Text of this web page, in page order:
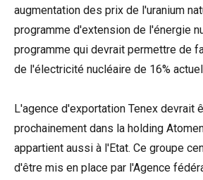
augmentation des prix de l'uranium
programme d'extension de l'énergie
programme qui devrait permettre de
de l'électricité nucléaire de 16%
L'agence d'exportation Tenex devrait
prochainement dans la holding
appartient aussi à l'Etat. Ce groupe
d'être mis en place par l'Agence